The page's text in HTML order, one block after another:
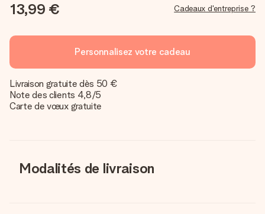
13,99 € Cadeaux d'entreprise ?
Personnalisez votre cadeau
Livraison gratuite dès 50 €
Note des clients 4,8/5
Carte de vœux gratuite
Modalités de livraison